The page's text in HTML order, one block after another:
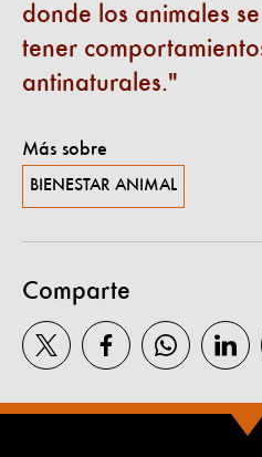
donde los animales
tener
antinaturales.
Más sobre
BIENESTAR ANIMAL
Comparte